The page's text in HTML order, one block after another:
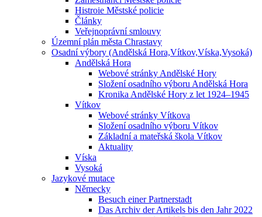
Histroie Městské policie
Články
Veřejnoprávní smlouvy
Územní plán města Chrastavy
Osadní výbory (Andělská Hora,Vítkov,Víska,Vysoká)
Andělská Hora
Webové stránky Andělské Hory
Složení osadního výboru Andělská Hora
Kronika Andělské Hory z let 1924–1945
Vítkov
Webové stránky Vítkova
Složení osadního výboru Vítkov
Základní a mateřská škola Vítkov
Aktuality
Víska
Vysoká
Jazykové mutace
Německy
Besuch einer Partnerstadt
Das Archiv der Artikels bis den Jahr 2022